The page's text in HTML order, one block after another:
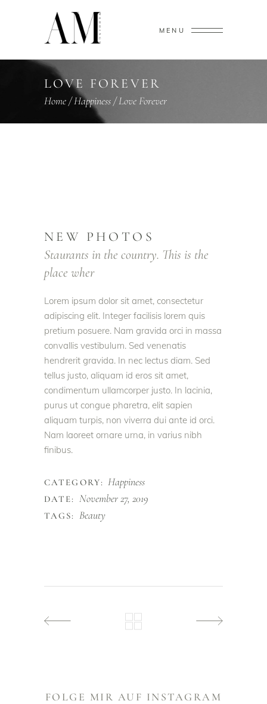
MENU
LOVE FOREVER
Home/Happiness/Love Forever
NEW PHOTOS
Staurants in the country. This is the
place wher
Lorem ipsum dolor sit amet, consectetur
adipiscing elit. Integer facilisis lorem quis
pretium posuere. Nam gravida orci in massa
convallis vestibulum. Sed venenatis
hendrerit gravida. In nec lectus diam. Sed
tellus justo, aliquam id eros sit amet,
condimentum ullamcorper justo. In lacinia,
purus ut congue pharetra, elit sapien
aliquam turpis, non viverra dui ante id orci.
Nam laoreet ornare urna, in varius nibh
finibus.
CATEGORY: Happiness
DATE: November 27, 2019
TAGS: Beauty
FOLGE MIR AUF INSTAGRAM